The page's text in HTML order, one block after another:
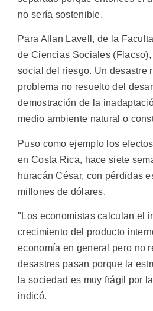
no sería sostenible.
Para Allan Lavell, de la
de Ciencias Sociales
social del riesgo. Un desastre
problema no resuelto del
demostración de la
medio ambiente natural o
Puso como ejemplo los
en Costa Rica, hace siete
huracán César, con pérdidas
millones de dólares.
"Los economistas calculan el
crecimiento del producto
economía en general pero no
desastres pasan porque la
la sociedad es muy frágil por
indicó.